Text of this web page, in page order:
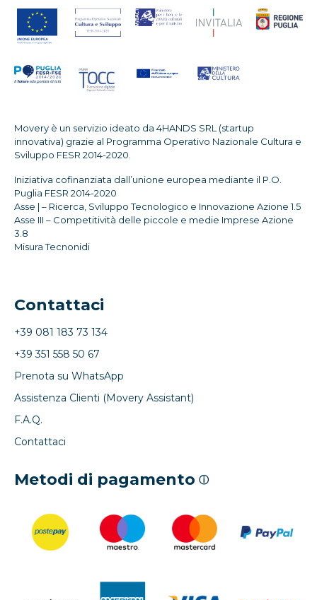
Movery è un servizio ideato da 4HANDS SRL (startup
innovativa) grazie al Programma Operativo Nazionale Cultura e
Sviluppo FESR 2014-2020.
Iniziativa cofinanziata dall’unione europea mediante il P.O.
Puglia FESR 2014-2020
Asse | – Ricerca, Sviluppo Tecnologico e Innovazione Azione 1.5
Asse III – Competitività delle piccole e medie Imprese Azione
3.8
Misura Tecnonidi
Contattaci
+39 081 183 73 134
+39 351 558 50 67
Prenota su WhatsApp
Assistenza Clienti (Movery Assistant)
F.A.Q.
Contattaci
Metodi di pagamento ⓘ